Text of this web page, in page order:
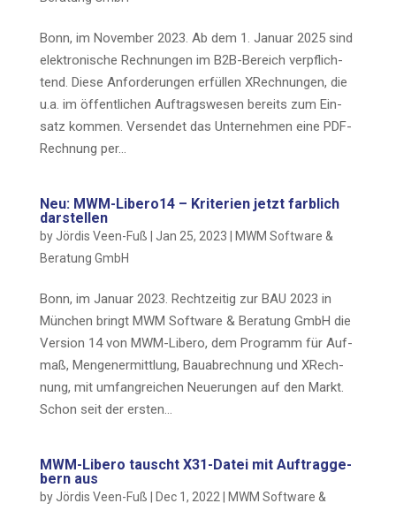
Bonn, im Novem­ber 2023. Ab dem 1. Janu­ar 2025 sind
elek­tro­ni­sche Rech­nun­gen im B2B-Bereich ver­pflich­
tend. Die­se Anfor­de­run­gen erfül­len XRech­nun­gen, die
u.a. im öffent­li­chen Auf­trags­we­sen bereits zum Ein­
satz kom­men. Ver­sen­det das Unter­neh­men eine PDF-
Rech­nung per…
Neu: MWM-Libero14 – Kri­te­ri­en jetzt farb­lich
darstellen
byJördis Veen-Fuß Jan 25, 2023
MWM Soft­ware &
Bera­tung GmbH
Bonn, im Janu­ar 2023. Recht­zei­tig zur BAU 2023 in
Mün­chen bringt MWM Soft­ware & Bera­tung GmbH die
Ver­si­on 14 von MWM-Libe­ro, dem Pro­gramm für Auf­
maß, Men­gen­er­mitt­lung, Bau­ab­rech­nung und XRech­
nung, mit umfang­rei­chen Neue­run­gen auf den Markt.
Schon seit der ersten…
MWM-Libe­ro tauscht X31-Datei mit Auf­trag­ge­
bern aus
byJördis Veen-Fuß Dec 1, 2022
MWM Soft­ware &